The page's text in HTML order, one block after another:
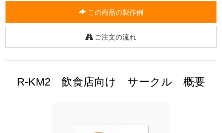
この商品の製作例
ご注文の流れ
R-KM2 飲食店向け サークル 概要